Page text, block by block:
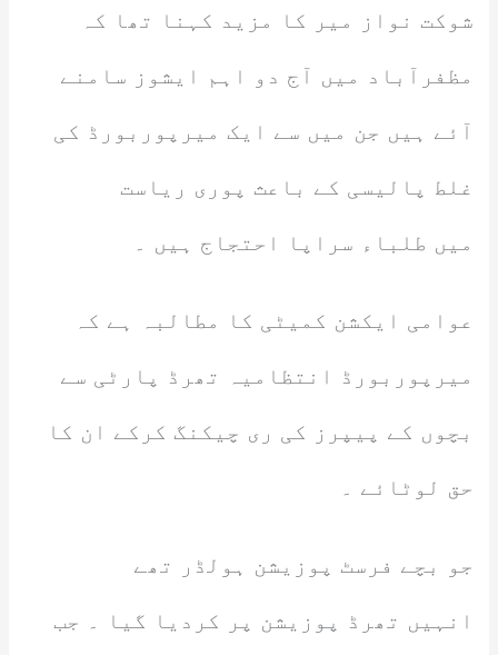
شوکت نواز میر کا مزید کہنا تھا کہ
مظفرآباد میں آج دو اہم ایشوز سامنے
آئے ہیں جن میں سے ایک میرپوربورڈ کی
غلط پالیسی کے باعث پوری ریاست
میں طلباء سراپا احتجاج ہیں ۔
عوامی ایکشن کمیٹی کا مطالبہ ہے کہ
میرپوربورڈ انتظامیہ تھرڈ پارٹی سے
بچوں کے پیپرز کی ری چیکنگ کرکے ان کا
حق لوٹائے ۔
جو بچے فرسٹ پوزیشن ہولڈر تھے
انہیں تھرڈ پوزیشن پر کردیا گیا ۔ جب